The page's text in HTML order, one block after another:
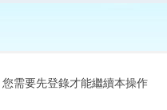
索
您需要先登錄才能繼續本操作